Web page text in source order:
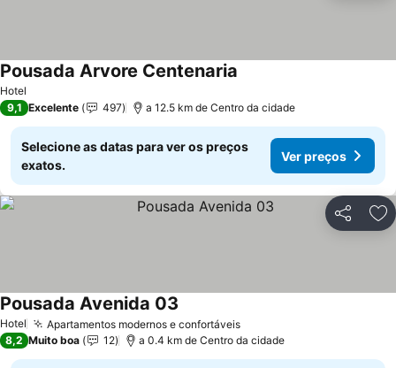
Hotel
Pousada Arvore Centenaria
9,1 Excelente 497 a 12.5 km de Centro da cidade
Selecione as datas para ver os preços
exatos.
Ver preços
Partilhar
Hotel Apartamentos modernos e confortáveis
Pousada Avenida 03
8,2 Muito boa 12 a 0.4 km de Centro da cidade